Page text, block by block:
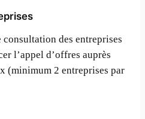
des entreprises
l’appel d’offres auprès
(minimum 2 entreprises par